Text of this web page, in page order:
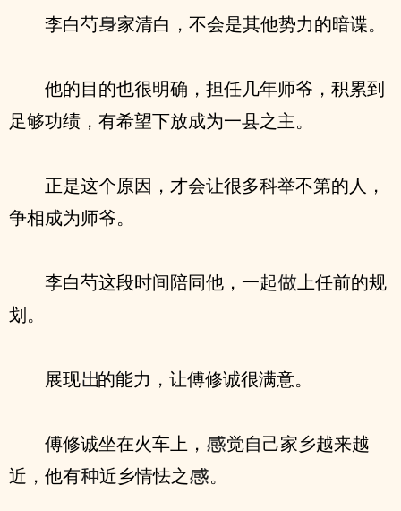
李白芍 家清白，不会是其他势力的暗谍。
他的目的也很明确，担任几年师爷，积累到
足够功绩，有希望下放成为一县之主。
正是这个原因，才会让很多科举不第的人，
争相成为师爷。
李白芍这段时间陪同他，一起
上任前的规
划。
展现 的能力，让傅修诚很满意。
傅修诚坐在火车上，
觉自己家乡越来越
近，他有
近乡情怯之 。